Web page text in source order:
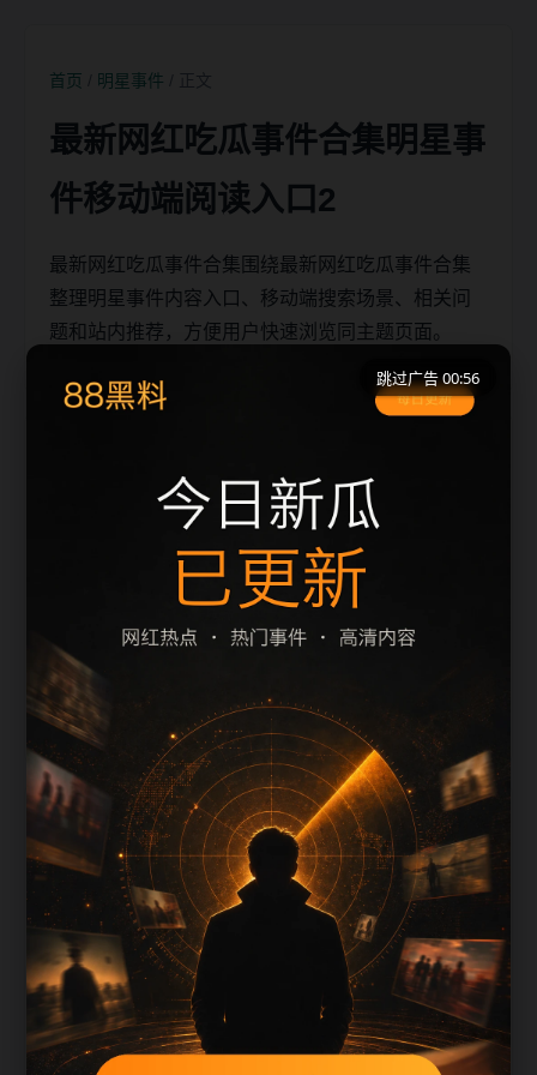
首页 明星事件
最新网红吃瓜事件合集明星事
件移动端阅读入口2
最新网红吃瓜事件合集围绕最新网红吃瓜事件合集
整理明星事件内容入口、移动端搜索场景、相关问
题和站内推荐，方便用户快速浏览同主题页面。
最新网红吃瓜事件合集相关页面通常需要先判断标
题、摘要和栏目是否一致。本页围绕明星事件整理
阅读入口，减少用户在手机端反复返回搜索结果的
页面保留清晰的栏目路径、站内推荐和 sitemap 入
口，方便继续浏览同主题内容。
内容归集说明
最新网红吃瓜事件合集会按栏目持续补充新内容，
标题、description、正文摘要和图片说明保持同一主
题，避免无关词堆砌。
后续采集或 AI 生成内容时，每篇应不少于 650 字，
并配套主题图、alt/title 和同类推荐。
跳过广告 00:56